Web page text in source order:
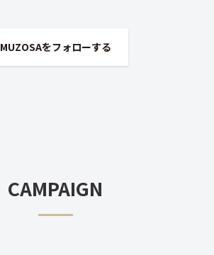
MUZOSAをフォローする
CAMPAIGN